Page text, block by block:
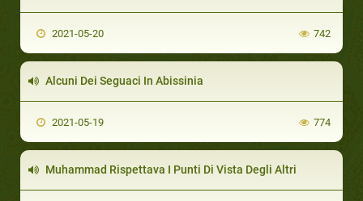
2021-05-20 742
Alcuni Dei Seguaci In Abissinia
2021-05-19 774
Muhammad Rispettava I Punti Di Vista Degli Altri